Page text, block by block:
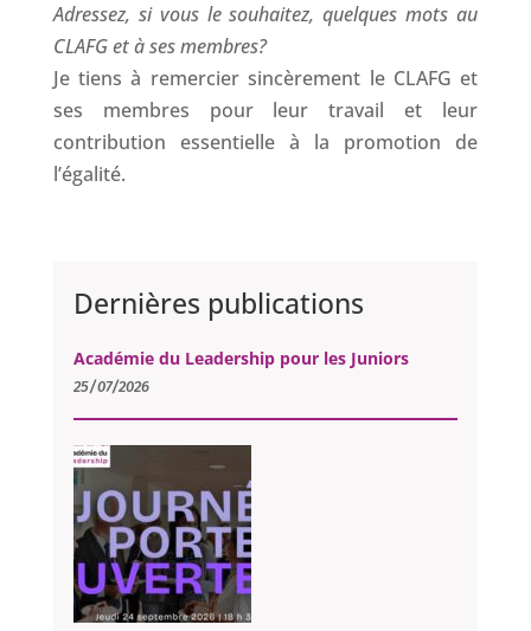
Adressez, si vous le souhaitez, quelques mots au
CLAFG et à ses membres?
Je tiens à remercier sincèrement le CLAFG et
ses membres pour leur travail et leur
contribution essentielle à la promotion de
l’égalité.
Dernières publications
Académie du Leadership pour les Juniors
25/07/2026